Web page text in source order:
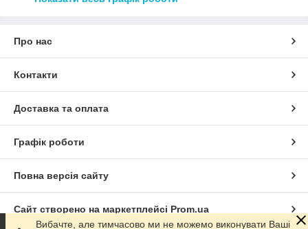
Про нас
Контакти
Доставка та оплата
Графік роботи
Повна версія сайту
Сайт створено на маркетплейсі Prom.ua
Вибачте, але тимчасово ми не можемо виконувати Ваші